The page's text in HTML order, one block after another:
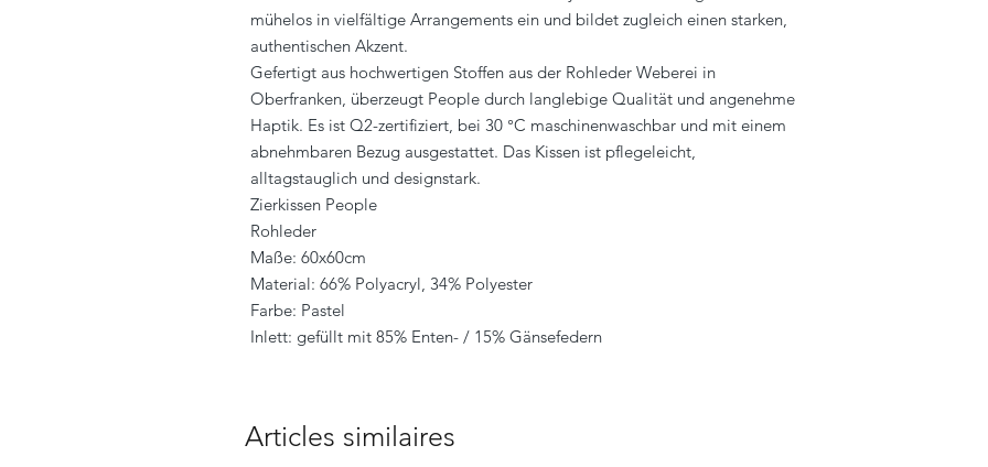
mühelos in vielfältige Arrangements ein und bildet zugleich einen starken,
authentischen Akzent.
Gefertigt aus hochwertigen Stoffen aus der Rohleder Weberei in
Oberfranken, überzeugt People durch langlebige Qualität und angenehme
Haptik. Es ist Q2-zertifiziert, bei 30 °C maschinenwaschbar und mit einem
abnehmbaren Bezug ausgestattet. Das Kissen ist pflegeleicht,
alltagstauglich und designstark.
Zierkissen People
Rohleder
Maße: 60x60cm
Material: 66% Polyacryl, 34% Polyester
Farbe: Pastel
Inlett: gefüllt mit 85% Enten- / 15% Gänsefedern
Articles similaires